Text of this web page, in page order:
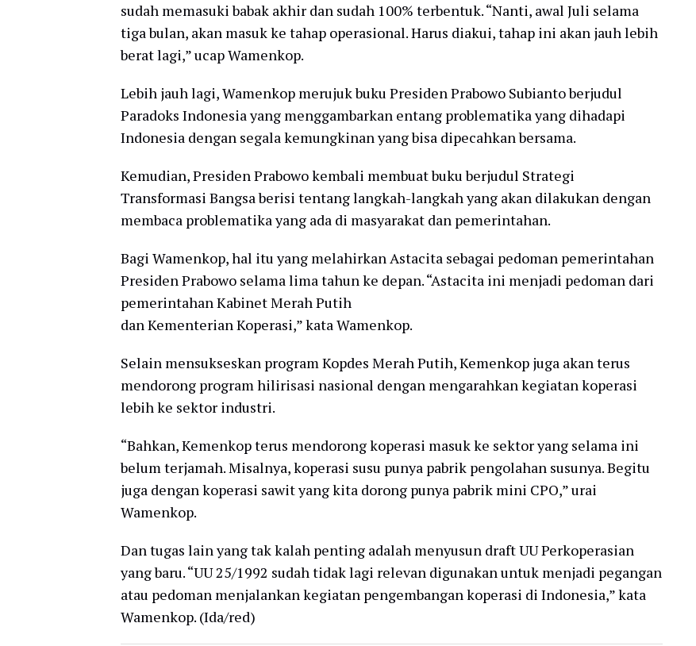
sudah memasuki babak akhir dan sudah 100% terbentuk. “Nanti, awal Juli selama
tiga bulan, akan masuk ke tahap operasional. Harus diakui, tahap ini akan jauh lebih
berat lagi,” ucap Wamenkop.
Lebih jauh lagi, Wamenkop merujuk buku Presiden Prabowo Subianto berjudul
Paradoks Indonesia yang menggambarkan entang problematika yang dihadapi
Indonesia dengan segala kemungkinan yang bisa dipecahkan bersama.
Kemudian, Presiden Prabowo kembali membuat buku berjudul Strategi
Transformasi Bangsa berisi tentang langkah-langkah yang akan dilakukan dengan
membaca problematika yang ada di masyarakat dan pemerintahan.
Bagi Wamenkop, hal itu yang melahirkan Astacita sebagai pedoman pemerintahan
Presiden Prabowo selama lima tahun ke depan. “Astacita ini menjadi pedoman dari
pemerintahan Kabinet Merah Putih
dan Kementerian Koperasi,” kata Wamenkop.
Selain mensukseskan program Kopdes Merah Putih, Kemenkop juga akan terus
mendorong program hilirisasi nasional dengan mengarahkan kegiatan koperasi
lebih ke sektor industri.
“Bahkan, Kemenkop terus mendorong koperasi masuk ke sektor yang selama ini
belum terjamah. Misalnya, koperasi susu punya pabrik pengolahan susunya. Begitu
juga dengan koperasi sawit yang kita dorong punya pabrik mini CPO,” urai
Wamenkop.
Dan tugas lain yang tak kalah penting adalah menyusun draft UU Perkoperasian
yang baru. “UU 25/1992 sudah tidak lagi relevan digunakan untuk menjadi pegangan
atau pedoman menjalankan kegiatan pengembangan koperasi di Indonesia,” kata
Wamenkop. (Ida/red)